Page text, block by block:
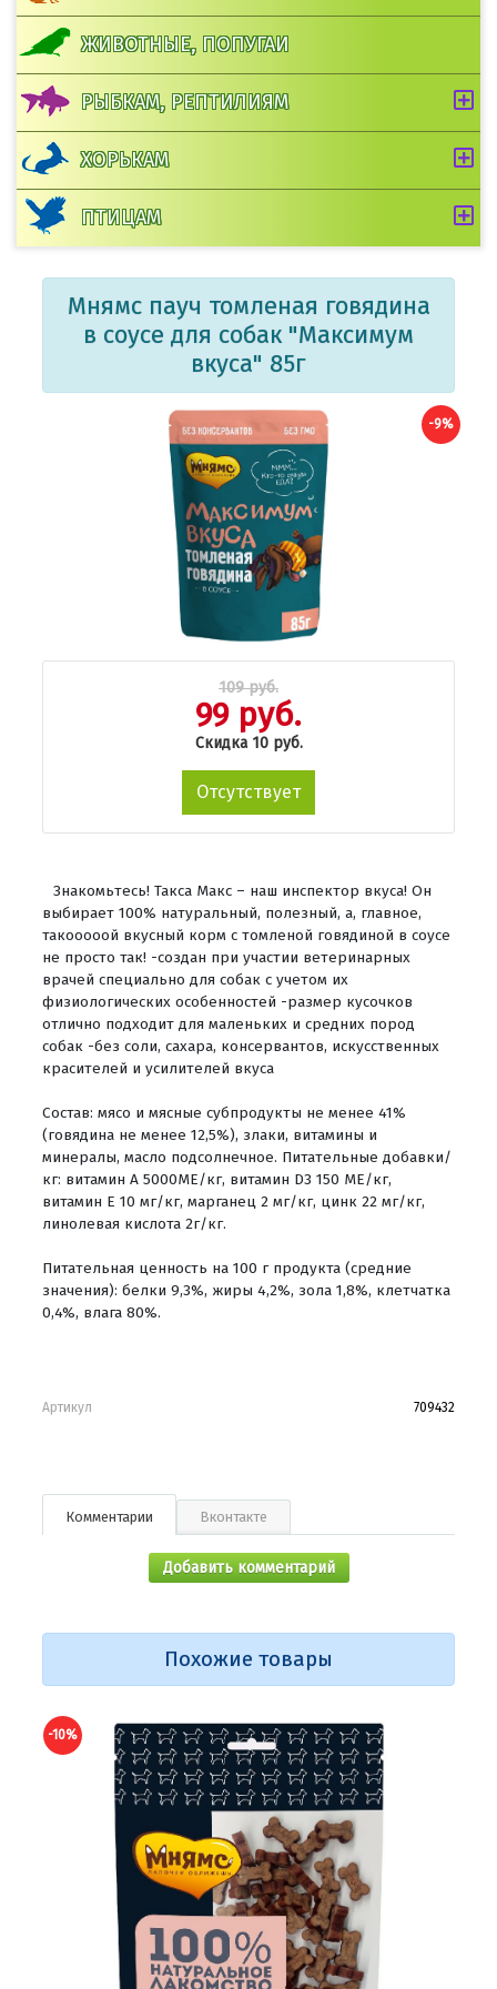
ЖИВОТНЫЕ, ПОПУГАИ
РЫБКАМ, РЕПТИЛИЯМ
ХОРЬКАМ
ПТИЦАМ
Мнямс пауч томленая говядина
в соусе для собак "Максимум
вкуса" 85г
-9%
109 руб.
99 руб.
Скидка 10 руб.
Отсутствует
Знакомьтесь! Такса Макс – наш инспектор вкуса! Он
выбирает 100% натуральный, полезный, а, главное,
такооооой вкусный корм с томленой говядиной в соусе
не просто так! -создан при участии ветеринарных
врачей специально для собак с учетом их
физиологических особенностей -размер кусочков
отлично подходит для маленьких и средних пород
собак -без соли, сахара, консервантов, искусственных
красителей и усилителей вкуса
Состав: мясо и мясные субпродукты не менее 41%
(говядина не менее 12,5%), злаки, витамины и
минералы, масло подсолнечное. Питательные добавки/
кг: витамин А 5000ME/кг, витамин D3 150 МЕ/кг,
витамин Е 10 мг/кг, марганец 2 мг/кг, цинк 22 мг/кг,
линолевая кислота 2г/кг.
Питательная ценность на 100 г продукта (средние
значения): белки 9,3%, жиры 4,2%, зола 1,8%, клетчатка
0,4%, влага 80%.
Артикул 709432
Комментарии Вконтакте
Добавить комментарий
Похожие товары
-10%